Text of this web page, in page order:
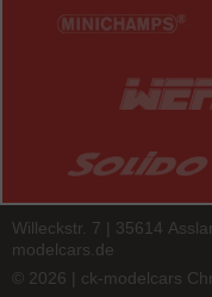
Willeckstr. 7 | 35614
modelcars.de
© 2026 | ck-modelcars